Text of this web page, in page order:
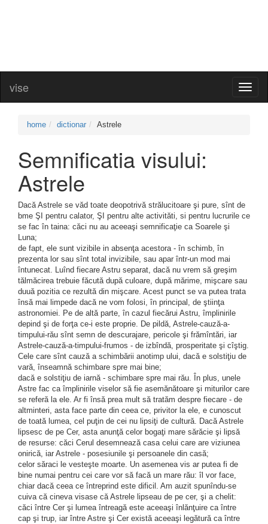
vise
home dictionar Astrele
Semnificatia visului:
Astrele
Dacă Astrele se văd toate deopotrivă strălucitoare şi pure, sînt de
bme ŞI pentru calator, ŞI pentru alte activităti, si pentru lucrurile ce
se fac în taina: căci nu au aceeaşi semnificaţie ca Soarele şi
Luna;
de fapt, ele sunt vizibile in absenţa acestora - în schimb, în
prezenta lor sau sînt total invizibile, sau apar într-un mod mai
întunecat. Luînd fiecare Astru separat, dacă nu vrem să greşim
tălmăcirea trebuie făcută după culoare, după mărime, mişcare sau
duuă pozitia ce rezultă din mişcare. Acest punct se va putea trata
însă mai limpede dacă ne vom folosi, în principal, de ştiinţa
astronomiei. Pe de altă parte, în cazul fiecărui Astru, împlinirile
depind şi de forţa ce-i este proprie. De pildă, Astrele-cauză-a-
timpului-rău sînt semn de descurajare, pericole şi frămîntări, iar
Astrele-cauză-a-timpului-frumos - de izbîndă, prosperitate şi cîştig.
Cele care sînt cauză a schimbării anotimp ului, dacă e solstiţiu de
vară, înseamnă schimbare spre mai bine;
dacă e solstiţiu de iarnă - schimbare spre mai rău. În plus, unele
Astre fac ca împlinirile viselor să fie asemănătoare şi miturilor care
se referă la ele. Ar fi însă prea mult să tratăm despre fiecare - de
altminteri, asta face parte din ceea ce, privitor la ele, e cunoscut
de toată lumea, cel puţin de cei nu lipsiţi de cultură. Dacă Astrele
lipsesc de pe Cer, asta anunţă celor bogaţi mare sărăcie şi lipsă
de resurse: căci Cerul desemnează casa celui care are viziunea
onirică, iar Astrele - posesiunile şi persoanele din casă;
celor săraci le vesteşte moarte. Un asemenea vis ar putea fi de
bine numai pentru cei care vor să facă un mare rău: îl vor face,
chiar dacă ceea ce întreprind este dificil. Am auzit spunîndu-se
cuiva că cineva visase că Astrele lipseau de pe cer, şi a chelit:
căci între Cer şi lumea întreagă este aceeaşi înlănţuire ca între
cap şi trup, iar între Astre şi Cer există aceeaşi legătură ca între